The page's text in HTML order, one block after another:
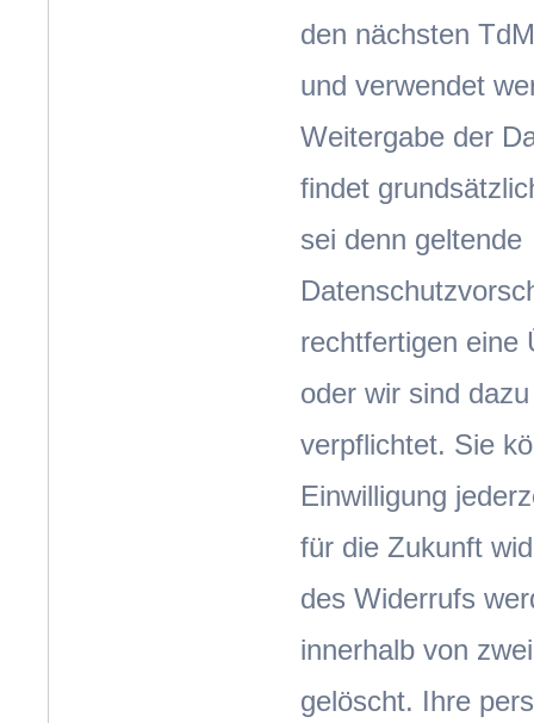
den nächsten
und verwendet
Weitergabe der
findet
sei denn geltende
rechtfertigen eine
oder wir sind
verpflichtet. Sie
Einwilligung
für die Zukunft
des Widerrufs
innerhalb von
gelöscht. Ihre